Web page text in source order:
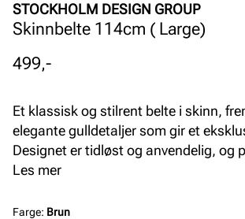
STOCKHOLM DESIGN GROUP
Skinnbelte 114cm ( Large)
Pris
499,-
Et klassisk og stilrent belte i skinn,
elegante gulldetaljer som gir et
Designet er tidløst og anvendelig, og
til både hverdagsantrekk og mer
og kvalitet. Størrelsen på belte er 114
Les mer
Farge: Brun